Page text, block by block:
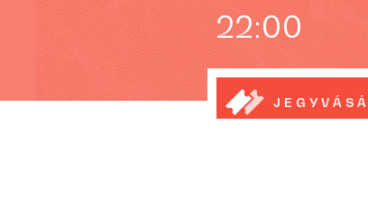
22:00